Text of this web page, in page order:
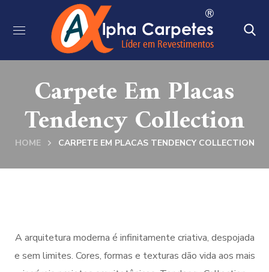
Carpete Em Placas
Tendency Collection
HOME CARPETE EM PLACAS TENDENCY COLLECTION
A arquitetura moderna é infinitamente criativa, despojada
e sem limites. Cores, formas e texturas dão vida aos mais